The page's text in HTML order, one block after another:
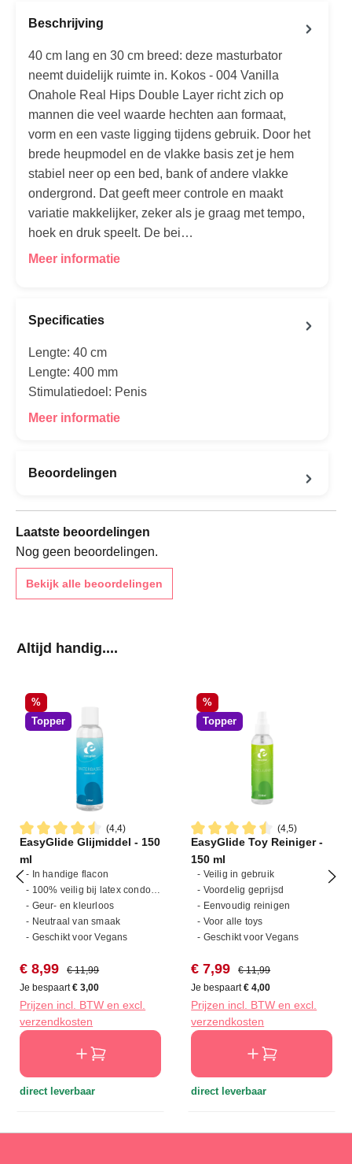
Beschrijving
40 cm lang en 30 cm breed: deze masturbator
neemt duidelijk ruimte in. Kokos - 004 Vanilla
Onahole Real Hips Double Layer richt zich op
mannen die veel waarde hechten aan formaat,
vorm en een vaste ligging tijdens gebruik. Door het
brede heupmodel en de vlakke basis zet je hem
stabiel neer op een bed, bank of andere vlakke
ondergrond. Dat geeft meer controle en maakt
variatie makkelijker, zeker als je graag met tempo,
hoek en druk speelt. De bei…
Meer informatie
Specificaties
Lengte: 40 cm
Lengte: 400 mm
Stimulatiedoel: Penis
Meer informatie
Beoordelingen
Laatste beoordelingen
Nog geen beoordelingen.
Bekijk alle beoordelingen
Productgalerij overslaan
Altijd handig....
Korting
%
Topper
(4,4)
Gemiddelde waardering van 4.4 van 5 sterren
EasyGlide Glijmiddel - 150
ml
- In handige flacon
- 100% veilig bij latex condooms
- Geur- en kleurloos
- Neutraal van smaak
- Geschikt voor Vegans
Verkoopprijs:
€ 8,99 Normale prijs:
€ 11,99
Je bespaart€ 3,00
Prijzen incl. BTW en excl.
verzendkosten
direct leverbaar
Korting
%
Topper
(4,5)
Gemiddelde waardering van
EasyGlide Toy Reiniger -
150 ml
- Veilig in gebruik
- Voordelig geprijsd
- Eenvoudig reinigen
- Voor alle toys
- Geschikt voor Vegans
Verkoopprijs:
€ 7,99 Normale prijs:
€ 11,99
Je bespaart€ 4,00
Prijzen incl. BTW en excl.
verzendkosten
direct leverbaar